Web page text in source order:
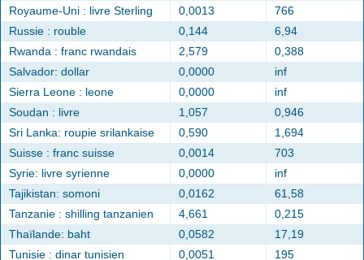
Royaume-Uni : livre Sterling
0,0013
766
Russie : rouble
0,144
6,94
Rwanda : franc rwandais
2,579
0,388
Salvador: dollar
0,0000
inf
Sierra Leone : leone
0,0000
inf
Soudan : livre
1,057
0,946
Sri Lanka: roupie srilankaise
0,590
1,694
Suisse : franc suisse
0,0014
703
Syrie: livre syrienne
0,0000
inf
Tajikistan: somoni
0,0162
61,58
Tanzanie : shilling tanzanien
4,661
0,215
Thaïlande: baht
0,0582
17,19
Tunisie : dinar tunisien
0,0051
195